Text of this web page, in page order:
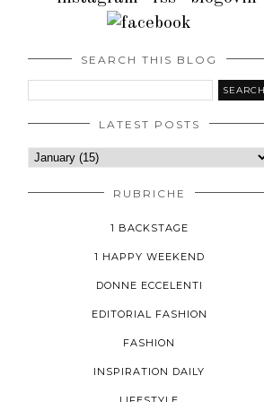
SEARCH THIS BLOG
LATEST POSTS
RUBRICHE
1 BACKSTAGE
1 HAPPY WEEKEND
DONNE ECCELENTI
EDITORIAL FASHION
FASHION
INSPIRATION DAILY